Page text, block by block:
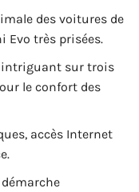
des voitures de
Evo très prisées.
sur trois
le confort des
accès Internet